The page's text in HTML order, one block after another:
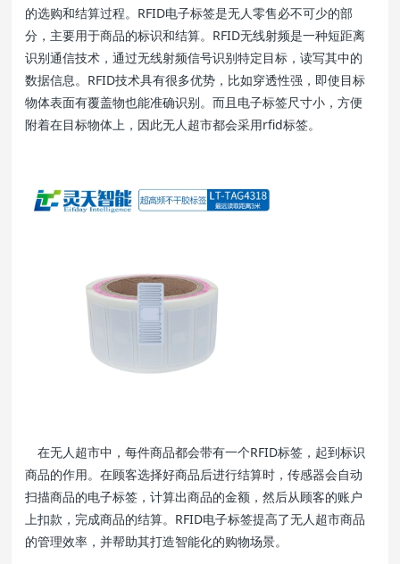
的选购和结算过程。RFID电子标签是无人零售必不可少的部
分，主要用于商品的标识和结算。RFID无线射频是一种短距离
识别通信技术，通过无线射频信号识别特定目标，读写其中的
数据信息。RFID技术具有很多优势，比如穿透性强，即使目标
物体表面有覆盖物也能准确识别。而且电子标签尺寸小，方便
附着在目标物体上，因此无人超市都会采用rfid标签。
在无人超市中，每件商品都会带有一个RFID标签，起到标识
商品的作用。在顾客选择好商品后进行结算时，传感器会自动
扫描商品的电子标签，计算出商品的金额，然后从顾客的账户
上扣款，完成商品的结算。RFID电子标签提高了无人超市商品
的管理效率，并帮助其打造智能化的购物场景。